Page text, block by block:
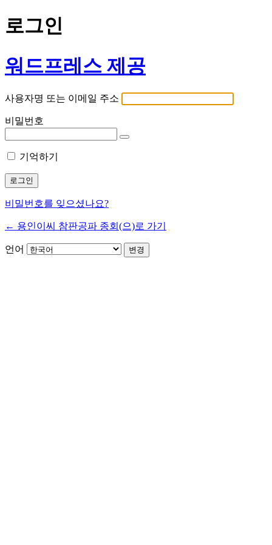
로그인
워드프레스 제공
사용자명 또는 이메일 주소
비밀번호
기억하기
비밀번호를 잊으셨나요?
← 용인이씨 참판공파 종회(으)로 가기
언어